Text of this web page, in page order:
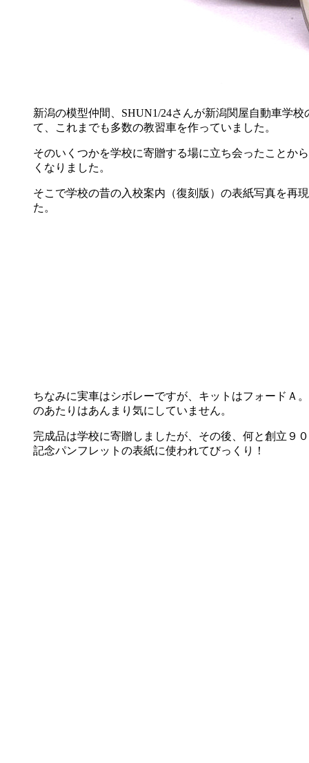
新潟の模型仲間、SHUN1/24さんが新潟関屋自動車学校
て、これまでも多数の教習車を作っていました。
そのいくつかを学校に寄贈する場に立ち会ったことか
くなりました。
そこで学校の昔の入校案内（復刻版）の表紙写真を再
た。
ちなみに実車はシボレーですが、キットはフォードＡ
のあたりはあんまり気にしていません。
完成品は学校に寄贈しましたが、その後、何と創立９
記念パンフレットの表紙に使われてびっくり！